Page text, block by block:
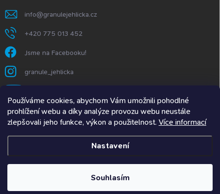
Používáme cookies, abychom Vám umožnili pohodlné
prohlížení webu a díky analýze provozu webu neustále
zlepšovali jeho funkce, výkon a použitelnost. Více informací
Nastavení
Souhlasím
info@granulejehlicka.cz
+420 775 013 452
Jsme na Facebooku!
granule_jehlicka
Granule Jehlička.SK
Copyright 2026Granulejehlicka.cz. Všechna práva vyhrazena.Upravit
nastavení cookies